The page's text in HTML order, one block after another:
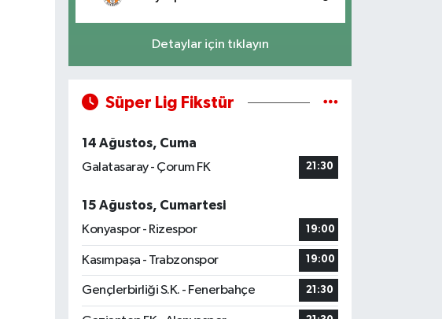
Detaylar için tıklayın
Süper Lig Fikstür
14 Ağustos, Cuma
Galatasaray - Çorum FK
21:30
15 Ağustos, Cumartesi
Konyaspor - Rizespor
19:00
Kasımpaşa - Trabzonspor 19:00
Gençlerbirliği S.K. - Fenerbahçe 21:30